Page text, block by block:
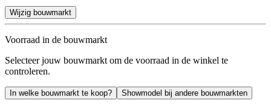
Wijzig bouwmarkt
Voorraad in de bouwmarkt
Selecteer jouw bouwmarkt om de voorraad in de winkel te
controleren.
In welke bouwmarkt te koop? Showmodel bij andere bouwmarkten